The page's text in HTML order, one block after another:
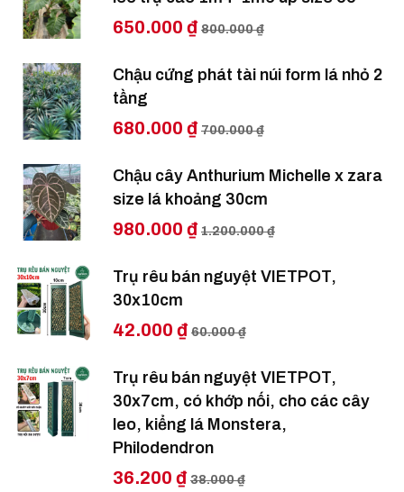
650.000 ₫ 800.000 ₫
Chậu cứng phát tài núi form lá nhỏ 2
tầng
680.000 ₫ 700.000 ₫
Chậu cây Anthurium Michelle x zara
size lá khoảng 30cm
980.000 ₫ 1.200.000 ₫
Trụ rêu bán nguyệt VIETPOT,
30x10cm
42.000 ₫ 60.000 ₫
Trụ rêu bán nguyệt VIETPOT,
30x7cm, có khớp nối, cho các cây
leo, kiểng lá Monstera,
Philodendron
36.200 ₫ 38.000 ₫